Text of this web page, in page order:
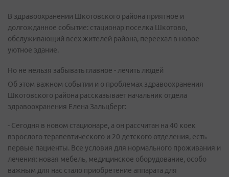
В здравоохранении Шкотовского района приятное и
долгожданное событие: стационар поселка Шкотово,
обслуживающий всех жителей района, переехал в новое
уютное здание.
Но не нельзя забывать главное - лечить людей
Об этом важном событии и о проблемах здравоохранения
Шкотовского района рассказывает начальник отдела
здравоохранения Елена Зальцберг:
- Сегодня в новом стационаре, а он рассчитан на 40 коек
взрослого терапевтического и 20 детского отделения, есть
первые пациенты. Все условия для нормального проживания и
лечения: новая мебель, медицинское оборудование, особо
важным для нас стало приобретение аппарата для